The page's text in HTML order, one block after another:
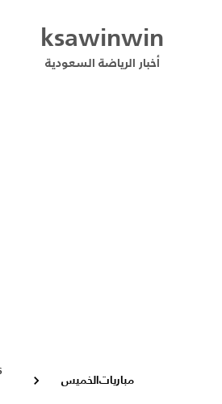
ksawinwin
أخبار الرياضة السعودية
مباريات الخميس